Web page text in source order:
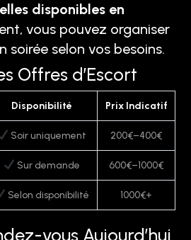
disponibles en
vous pouvez organiser
soirée selon vos besoins.
Offres d’Escort
Disponibilité Prix Indicatif
Soir uniquement 200€–400€
Sur demande 600€–1000€
Selon disponibilité 1000€+
vous Aujourd’hui